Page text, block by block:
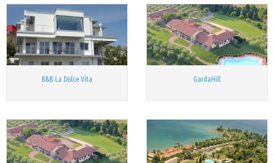
B&B La Dolce Vita GardaHill